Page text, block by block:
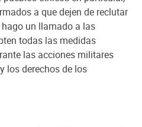
a que dejen de reclutar
un llamado a las
todas las medidas
las acciones militares
los derechos de los